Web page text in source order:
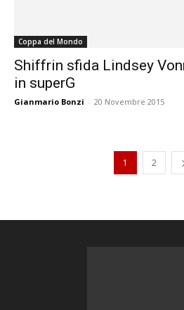
Coppa del Mondo
Shiffrin sfida Lindsey
in superG
Gianmario Bonzi - 20 Novembre 2015
1 2